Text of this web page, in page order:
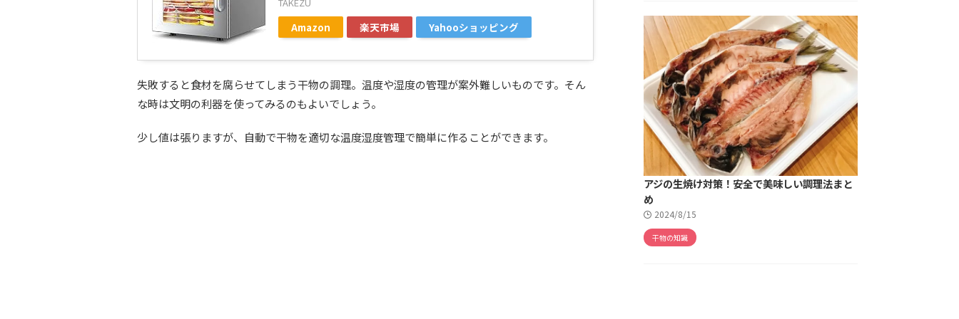
Amazon 楽天市場 Yahooショッピング
失敗すると食材を腐らせてしまう干物の調理。温度や湿度の管理が案外難しいものです。そん
な時は文明の利器を使ってみるのもよいでしょう。
少し値は張りますが、自動で干物を適切な温度湿度管理で簡単に作ることができます。
アジの生焼け対策！安全で美味しい調理法まと
め
2024/8/15
干物の知識